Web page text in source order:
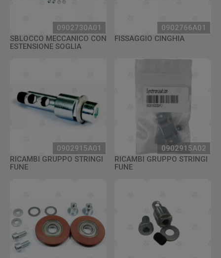
0902730A01
SBLOCCO MECCANICO CON
ESTENSIONE SOGLIA
0902766A01
FISSAGGIO CINGHIA
0902915A01
RICAMBI GRUPPO STRINGI
FUNE
0902915A02
RICAMBI GRUPPO STRINGI
FUNE